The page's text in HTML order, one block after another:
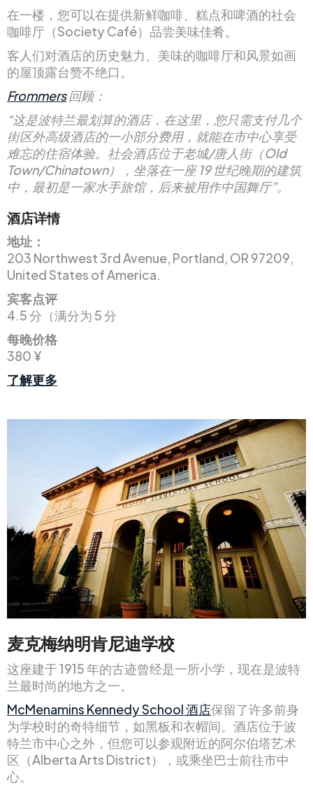
在一楼，您可以在提供新鲜咖啡、糕点和啤酒的社会
咖啡厅（Society Café）品尝美味佳肴。
客人们对酒店的历史魅力、美味的咖啡厅和风景如画
的屋顶露台赞不绝口。
Frommers回顾：
“这是波特兰最划算的酒店，在这里，您只需支付几个
街区外高级酒店的一小部分费用，就能在市中心享受
难忘的住宿体验。社会酒店位于老城/唐人街（Old
Town/Chinatown），坐落在一座 19 世纪晚期的建筑
中，最初是一家水手旅馆，后来被用作中国舞厅”。
酒店详情
地址：
203 Northwest 3rd Avenue, Portland, OR 97209,
United States of America.
宾客点评
4.5 分（满分为 5 分
每晚价格
380 ¥
了解更多
麦克梅纳明肯尼迪学校
这座建于 1915 年的古迹曾经是一所小学，现在是波特
兰最时尚的地方之一。
McMenamins Kennedy School 酒店保留了许多前身
为学校时的奇特细节，如黑板和衣帽间。酒店位于波
特兰市中心之外，但您可以参观附近的阿尔伯塔艺术
区（Alberta Arts District），或乘坐巴士前往市中
心。